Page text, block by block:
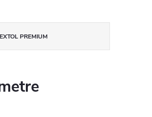
EXTOL PREMIUM